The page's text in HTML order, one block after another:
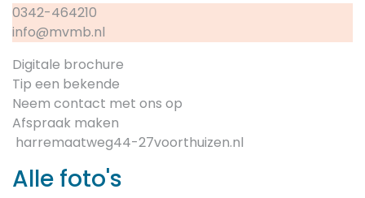
0342-464210
info@mvmb.nl
Digitale brochure
Tip een bekende
Neem contact met ons op
Afspraak maken
harremaatweg44-27voorthuizen.nl
Alle foto's